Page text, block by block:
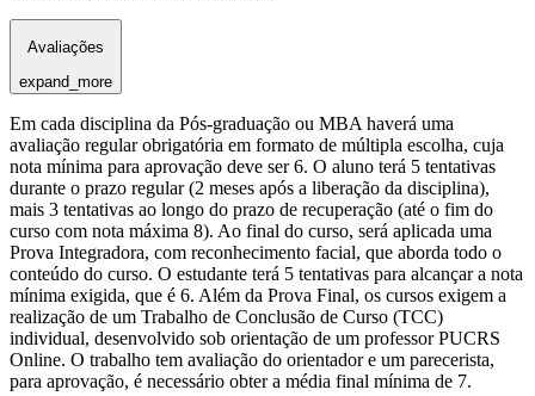
Avaliações
expand_more
Em cada disciplina da Pós-graduação ou MBA haverá uma
avaliação regular obrigatória em formato de múltipla escolha, cuja
nota mínima para aprovação deve ser 6. O aluno terá 5 tentativas
durante o prazo regular (2 meses após a liberação da disciplina),
mais 3 tentativas ao longo do prazo de recuperação (até o fim do
curso com nota máxima 8). Ao final do curso, será aplicada uma
Prova Integradora, com reconhecimento facial, que aborda todo o
conteúdo do curso. O estudante terá 5 tentativas para alcançar a nota
mínima exigida, que é 6. Além da Prova Final, os cursos exigem a
realização de um Trabalho de Conclusão de Curso (TCC)
individual, desenvolvido sob orientação de um professor PUCRS
Online. O trabalho tem avaliação do orientador e um parecerista,
para aprovação, é necessário obter a média final mínima de 7.